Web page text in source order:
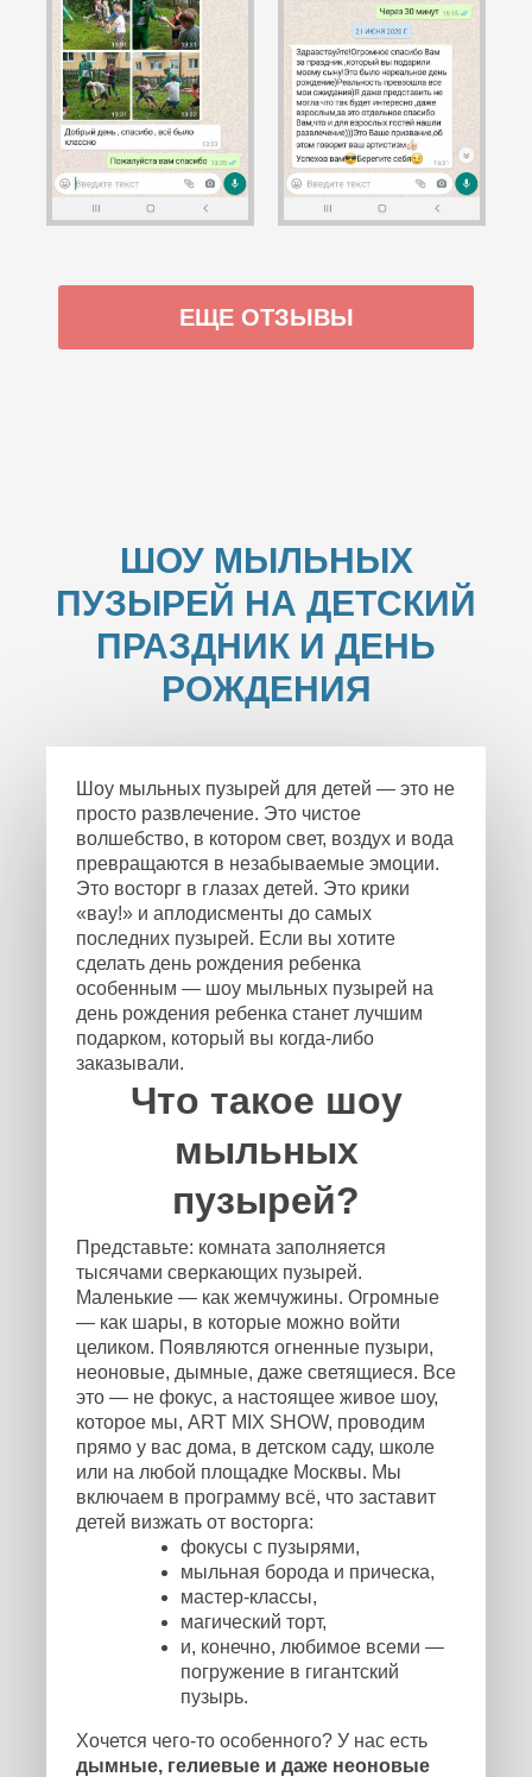
ЕЩЕ ОТЗЫВЫ
ШОУ МЫЛЬНЫХ
ПУЗЫРЕЙ НА ДЕТСКИЙ
ПРАЗДНИК И ДЕНЬ
РОЖДЕНИЯ
Шоу мыльных пузырей для детей — это не
просто развлечение. Это чистое
волшебство, в котором свет, воздух и вода
превращаются в незабываемые эмоции.
Это восторг в глазах детей. Это крики
«вау!» и аплодисменты до самых
последних пузырей. Если вы хотите
сделать день рождения ребенка
особенным — шоу мыльных пузырей на
день рождения ребенка станет лучшим
подарком, который вы когда-либо
заказывали.
Что такое шоу
мыльных
пузырей?
Представьте: комната заполняется
тысячами сверкающих пузырей.
Маленькие — как жемчужины. Огромные
— как шары, в которые можно войти
целиком. Появляются огненные пузыри,
неоновые, дымные, даже светящиеся. Все
это — не фокус, а настоящее живое шоу,
которое мы, ART MIX SHOW, проводим
прямо у вас дома, в детском саду, школе
или на любой площадке Москвы. Мы
включаем в программу всё, что заставит
детей визжать от восторга:
фокусы с пузырями,
мыльная борода и прическа,
мастер-классы,
магический торт,
и, конечно, любимое всеми —
погружение в гигантский
пузырь.
Хочется чего-то особенного? У нас есть
дымные, гелиевые и даже неоновые